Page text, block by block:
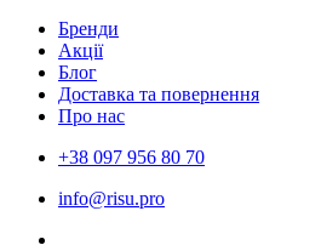
Бренди
Акції
Блог
Доставка та повернення
Про нас
+38 097 956 80 70
info@risu.pro